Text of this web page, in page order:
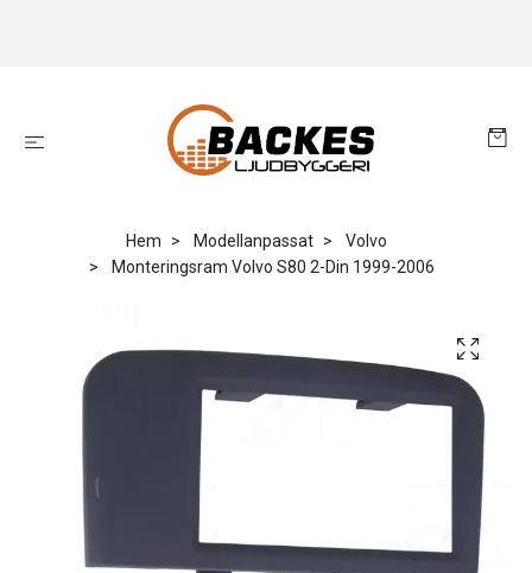
Hem Modellanpassat
Volvo
Monteringsram Volvo S80 2-Din 1999-2006